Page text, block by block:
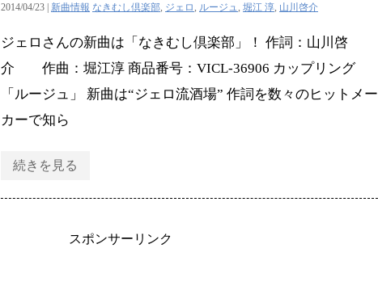
2014/04/23 | 新曲情報 なきむし倶楽部, ジェロ, ルージュ, 堀江 淳, 山川啓介
ジェロさんの新曲は「なきむし倶楽部」！ 作詞：山川啓
介 作曲：堀江淳 商品番号：VICL-36906 カップリング
「ルージュ」 新曲は“ジェロ流酒場” 作詞を数々のヒットメー
カーで知ら
続きを見る
スポンサーリンク